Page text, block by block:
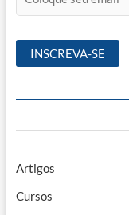
Artigos
Cursos